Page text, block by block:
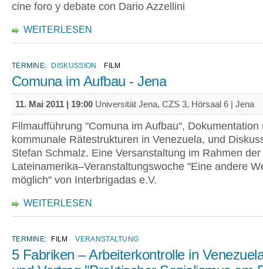
cine foro y debate con Dario Azzellini
WEITERLESEN
TERMINE: DISKUSSION FILM
Comuna im Aufbau - Jena
11. Mai 2011 | 19:00 Universität Jena, CZS 3, Hörsaal 6 | Jena
Filmaufführung "Comuna im Aufbau", Dokumentation
kommunale Rätestrukturen in Venezuela, und
Stefan Schmalz. Eine Versanstaltung im Rahmen der
Lateinamerika–Veranstaltungswoche "Eine andere
möglich" von Interbrigadas e.V.
WEITERLESEN
TERMINE: FILM VERANSTALTUNG
5 Fabriken – Arbeiterkontrolle in